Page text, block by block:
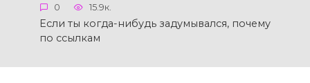
0 15.9к.
Если ты когда-нибудь задумывался, почему
по ссылкам